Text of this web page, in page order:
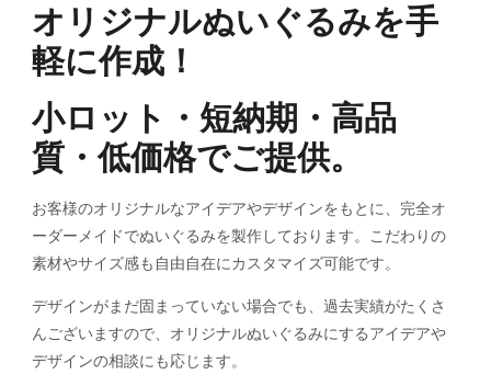
オリジナルぬいぐるみを手
軽に作成！
小ロット・短納期・高品
質・低価格でご提供。
お客様のオリジナルなアイデアやデザインをもとに、完全オ
ーダーメイドでぬいぐるみを製作しております。こだわりの
素材やサイズ感も自由自在にカスタマイズ可能です。
デザインがまだ固まっていない場合でも、過去実績がたくさ
んございますので、オリジナルぬいぐるみにするアイデアや
デザインの相談にも応じます。